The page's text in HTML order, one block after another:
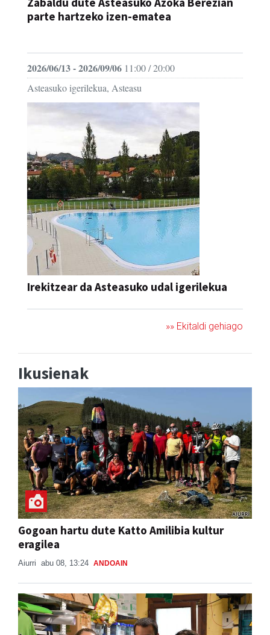
parte hartzeko izen-ematea
2026/06/13 - 2026/09/06 11:00 / 20:00
Asteasuko igerilekua, Asteasu
Irekitzear da Asteasuko udal igerilekua
»» Ekitaldi gehiago
Ikusienak
Gogoan hartu dute Katto Amilibia kultur
eragilea
Aiurri abu 08, 13:24 ANDOAIN